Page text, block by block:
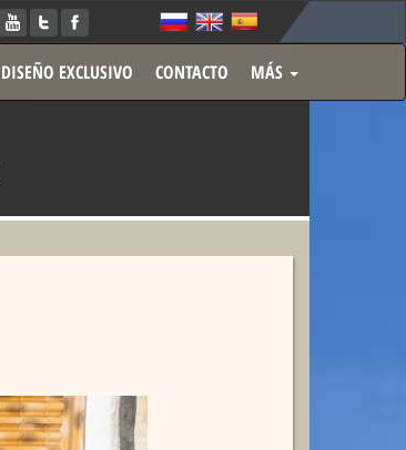
DISEÑO EXCLUSIVO CONTACTO MÁS